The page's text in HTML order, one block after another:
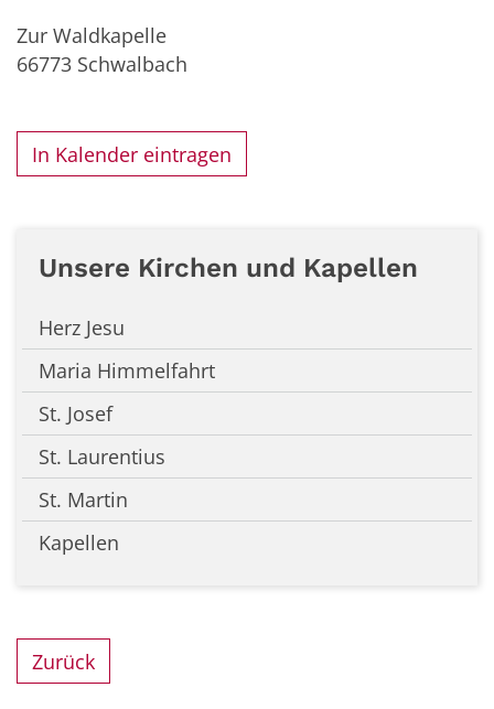
Zur Waldkapelle
66773 Schwalbach
In Kalender eintragen
Unsere Kirchen und Kapellen
Herz Jesu
Maria Himmelfahrt
St. Josef
St. Laurentius
St. Martin
Kapellen
Zurück